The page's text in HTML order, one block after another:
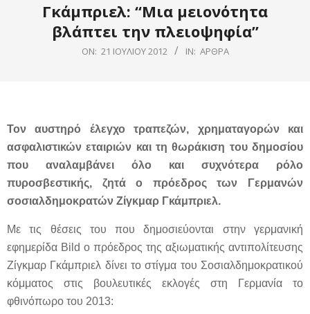
Γκάμπριελ: “Μια μειονότητα
βλάπτει την πλειοψηφία”
ON: 21 ΙΟΥΛΊΟΥ 2012 IN: ΆΡΘΡΑ
Τον αυστηρό έλεγχο τραπεζών, χρηματαγορών και
ασφαλιστικών εταιριών και τη θωράκιση του δημοσίου
που αναλαμβάνει όλο και συχνότερα ρόλο
πυροσβεστικής, ζητά ο πρόεδρος των Γερμανών
σοσιαλδημοκρατών Ζίγκμαρ Γκάμπριελ.
Με τις θέσεις του που δημοσιεύονται στην γερμανική
εφημερίδα Bild ο πρόεδρος της αξιωματικής αντιπολίτευσης
Ζίγκμαρ Γκάμπριελ δίνει το στίγμα του Σοσιαλδημοκρατικού
κόμματος στις βουλευτικές εκλογές στη Γερμανία το
φθινόπωρο του 2013: